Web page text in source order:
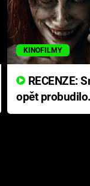
KINOFILMY
opět
přichází s